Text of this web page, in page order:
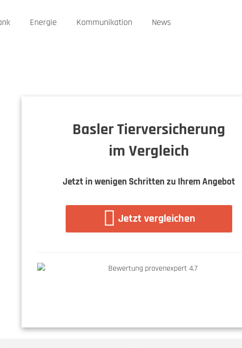
Energie Kommunikation News
Basler Tierversicherung
im Vergleich
Jetzt in wenigen Schritten zu Ihrem Angebot
Jetzt vergleichen